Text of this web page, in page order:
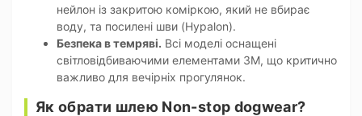
нейлон із закритою коміркою, який не вбирає
воду, та посилені шви (Hypalon).
Безпека в темряві. Всі моделі оснащені
світловідбиваючими елементами 3M, що критично
важливо для вечірніх прогулянок.
Як обрати шлею Non-stop dogwear?